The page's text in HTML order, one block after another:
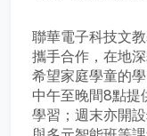
聯華電子科技文
攜手合作，在地
希望家庭學童的
中午至晚間8點提
學習；週末亦開